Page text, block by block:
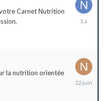
Carnet Nutrition
13
la nutrition orientée
22